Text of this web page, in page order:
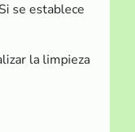
se establece
la limpieza